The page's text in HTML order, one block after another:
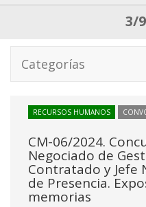
3/
Categorías
RECURSOS HUMANOS
CM-06/2024.
Negociado de
Contratado y Jefe
de Presencia.
memorias